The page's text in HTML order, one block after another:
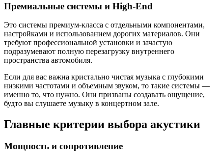
Премиальные системы и High-End
Это системы премиум-класса с отдельными компонентами,
настройками и использованием дорогих материалов. Они
требуют профессиональной установки и зачастую
подразумевают полную перезагрузку внутреннего
пространства автомобиля.
Если для вас важна кристально чистая музыка с глубокими
низкими частотами и объемным звуком, то такие системы —
именно то, что нужно. Они призваны создавать ощущение,
будто вы слушаете музыку в концертном зале.
Главные критерии выбора акустики
Мощность и сопротивление